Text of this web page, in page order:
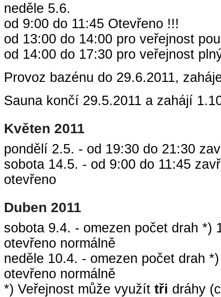
neděle 5.6.
od 9:00 do 11:45 Otevřeno !!!
od 13:00 do 14:00 pro veřejnost
od 14:00 do 17:30 pro veřejnost
Provoz bazénu do 29.6.2011,
Sauna končí 29.5.2011 a zahájí
Květen 2011
pondělí 2.5. - od 19:30 do 21:30
sobota 14.5. - od 9:00 do 11:45
otevřeno
Duben 2011
sobota 9.4. - omezen počet drah *)
otevřeno normálně
neděle 10.4. - omezen počet drah
otevřeno normálně
*) Veřejnost může využít tři dráhy